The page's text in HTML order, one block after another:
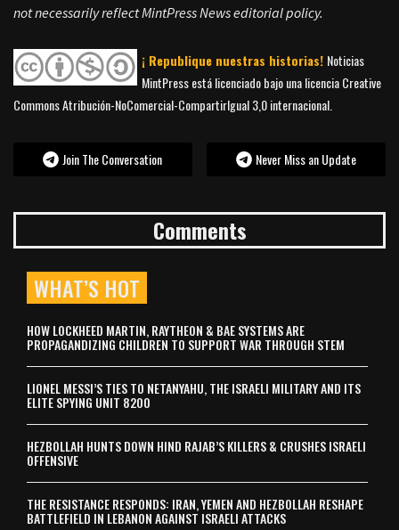
not necessarily reflect MintPress News editorial policy.
¡ Republique nuestras historias! Noticias
MintPress está licenciado bajo una licencia Creative
Commons Atribución-NoComercial-CompartirIgual 3,0 internacional.
Join The Conversation Never Miss an Update
Comments
WHAT’S HOT
HOW LOCKHEED MARTIN, RAYTHEON & BAE SYSTEMS ARE
PROPAGANDIZING CHILDREN TO SUPPORT WAR THROUGH STEM
LIONEL MESSI’S TIES TO NETANYAHU, THE ISRAELI MILITARY AND ITS
ELITE SPYING UNIT 8200
HEZBOLLAH HUNTS DOWN HIND RAJAB’S KILLERS & CRUSHES ISRAELI
OFFENSIVE
THE RESISTANCE RESPONDS: IRAN, YEMEN AND HEZBOLLAH RESHAPE
BATTLEFIELD IN LEBANON AGAINST ISRAELI ATTACKS